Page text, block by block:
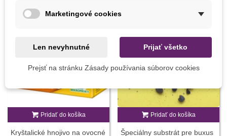
Pridať do košíka
Kryštalické hnojivo na ovocné
Pridať do košíka
Špeciálny substrát pre buxus
Marketingové cookies
Len nevyhnutné Prijať všetko
Prejsť na stránku Zásady používania súborov cookies